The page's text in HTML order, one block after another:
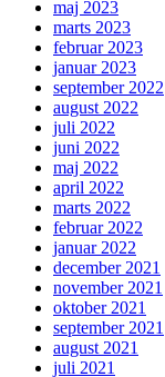
maj 2023
marts 2023
februar 2023
januar 2023
september 2022
august 2022
juli 2022
juni 2022
maj 2022
april 2022
marts 2022
februar 2022
januar 2022
december 2021
november 2021
oktober 2021
september 2021
august 2021
juli 2021